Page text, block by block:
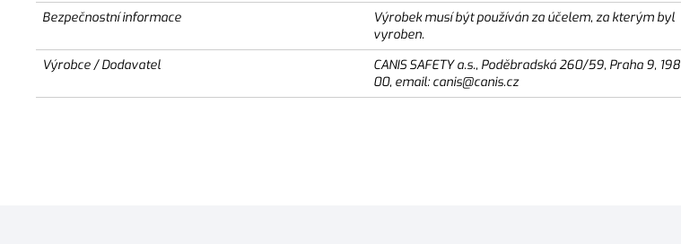
Bezpečnostní informace
Výrobek musí být používán za účelem, za kterým byl
vyroben.
Výrobce / Dodavatel
CANIS SAFETY a.s., Poděbradská 260/59, Praha 9, 198
00, email: canis@canis.cz